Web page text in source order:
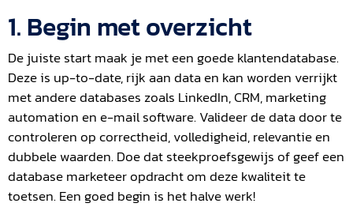
1. Begin met overzicht
De juiste start maak je met een goede klantendatabase.
Deze is up-to-date, rijk aan data en kan worden verrijkt
met andere databases zoals LinkedIn, CRM, marketing
automation en e-mail software. Valideer de data door te
controleren op correctheid, volledigheid, relevantie en
dubbele waarden. Doe dat steekproefsgewijs of geef een
database marketeer opdracht om deze kwaliteit te
toetsen. Een goed begin is het halve werk!